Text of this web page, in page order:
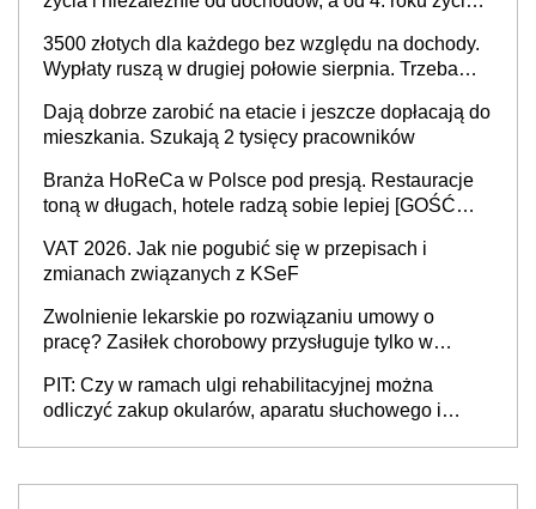
spadku liczby urodzeń w Polsce
3500 złotych dla każdego bez względu na dochody.
Wypłaty ruszą w drugiej połowie sierpnia. Trzeba
Dają dobrze zarobić na etacie i jeszcze dopłacają do
mieszkania. Szukają 2 tysięcy pracowników
Branża HoReCa w Polsce pod presją. Restauracje
toną w długach, hotele radzą sobie lepiej [GOŚĆ
VAT 2026. Jak nie pogubić się w przepisach i
zmianach związanych z KSeF
Zwolnienie lekarskie po rozwiązaniu umowy o
pracę? Zasiłek chorobowy przysługuje tylko w
stosunku pracy
PIT: Czy w ramach ulgi rehabilitacyjnej można
odliczyć zakup okularów, aparatu słuchowego i